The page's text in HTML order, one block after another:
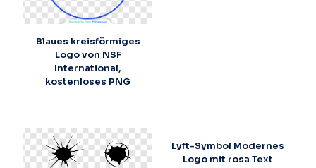
Blaues kreisförmiges
Logo von NSF
International,
kostenloses PNG
Lyft-Symbol Modernes
Logo mit rosa Text